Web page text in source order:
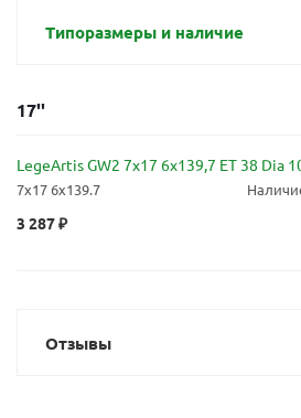
Типоразмеры и наличие
17''
LegeArtis GW2 7x17 6x139,7 ET 38 Dia
7x17 6x139.7
3 287₽
Отзывы